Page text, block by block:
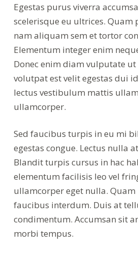
Egestas purus viverra
scelerisque eu ultrices. Quam
nam aliquam sem et tortor
Elementum integer enim
Donec enim diam vulputate
volutpat est velit egestas dui
lectus vestibulum mattis
ullamcorper.
Sed faucibus turpis in eu mi
egestas congue. Lectus nulla
Blandit turpis cursus in hac
elementum facilisis leo vel
ullamcorper eget nulla. Quam
faucibus interdum. Duis at
condimentum. Accumsan sit
morbi tempus.